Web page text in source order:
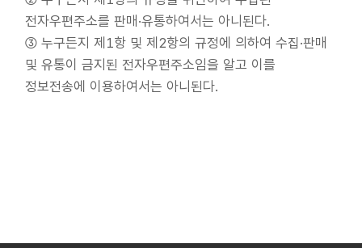
전자우편주소를 판매·유통하여서는 아니된다.
③ 누구든지 제1항 및 제2항의 규정에 의하여 수집·판매
및 유통이 금지된 전자우편주소임을 알고 이를
정보전송에 이용하여서는 아니된다.